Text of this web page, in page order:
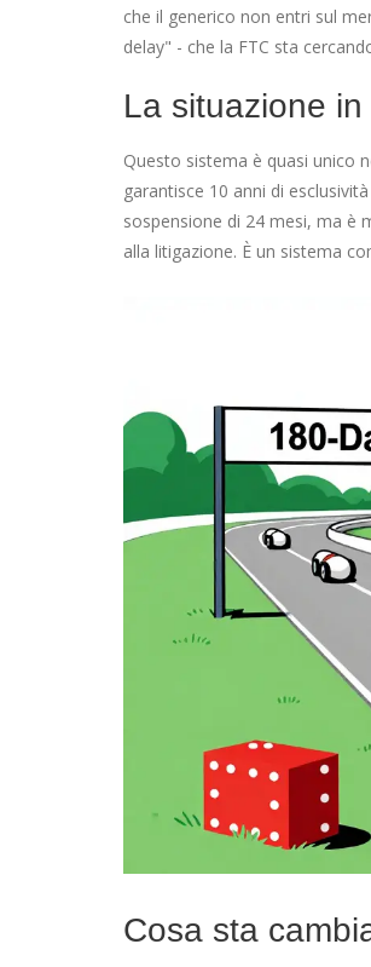
che il generico non entri sul
delay" - che la FTC sta
La situazione
Questo sistema è quasi unico
garantisce 10 anni di
sospensione di 24 mesi, ma è
alla litigazione. È un sistema
Cosa sta